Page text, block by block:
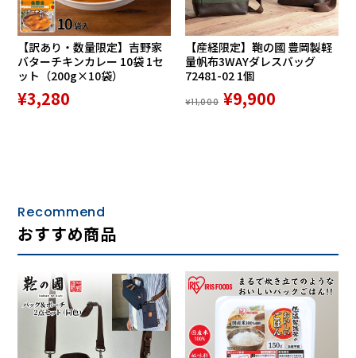
【訳あり・数量限定】吉野家
バターチキンカレー 10袋 1セ
ット（200g×10袋）
¥3,280
【産経限定】鞄の國 豊岡製軽
量帆布3WAYダレスバッグ
72481-02 1個
¥11,000 ¥9,900
Recommend
おすすめ商品